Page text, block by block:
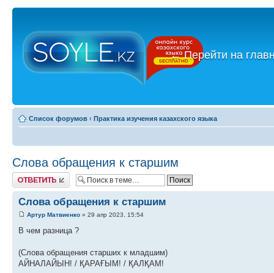
←Перейти на
Список форумов ‹ Практика изучения казахского языка
Слова обращения к старшим
Ответить
Слова обращения к старшим
Артур Матвиенко » 29 апр 2023, 15:54
В чем разница ?
(Слова обращения старших к младшим)
АЙНАЛАЙЫН! / ҚАРАҒЫМ! / ҚАЛҚАМ!